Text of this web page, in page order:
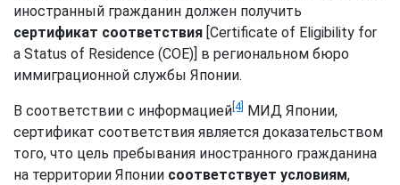
иностранный гражданин должен получить
сертификат соответствия [Certificate of Eligibility for
a Status of Residence (COE)] в региональном бюро
иммиграционной службы Японии.
В соответствии с информацией[4] МИД Японии,
сертификат соответствия является доказательством
того, что цель пребывания иностранного гражданина
на территории Японии соответствует условиям,